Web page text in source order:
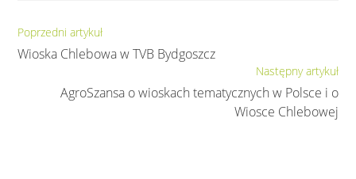
Czytaj
dalej
Poprzedni artykuł
Wioska Chlebowa w TVB Bydgoszcz
Następny artykuł
AgroSzansa o wioskach tematycznych w Polsce i o
Wiosce Chlebowej